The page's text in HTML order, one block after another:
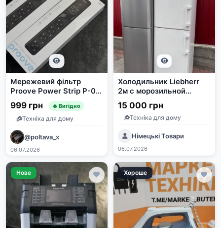
Мережевий фільтр
Proove Power Strip P-04
(4 розетки + 4 USB + 2
Type-C) 3M
999 грн 🔥 Вигідно
Техніка для дому
@poltava_x
06.07.2026
Холодильник Liebherr
2м с морозильной
камерой
15 000 грн
Техніка для дому
Німецькі Товари
06.07.2026
Нове Хороше